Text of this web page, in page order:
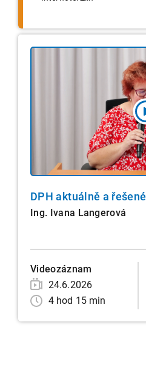
DPH aktuálně a
Ing. Ivana Langerová
Videozáznam
24.6.2026
4 hod 15 min